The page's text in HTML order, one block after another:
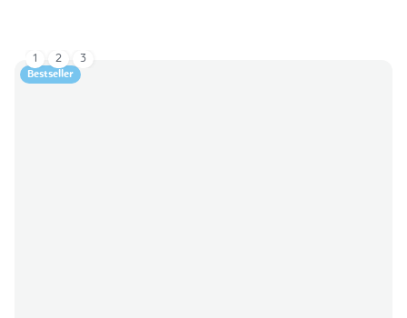
Bestseller
1 2 3